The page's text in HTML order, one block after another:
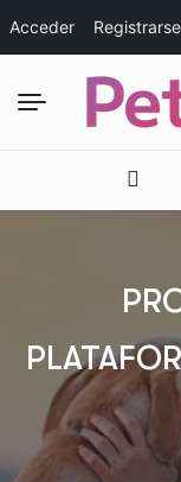
Acceder Registrarse